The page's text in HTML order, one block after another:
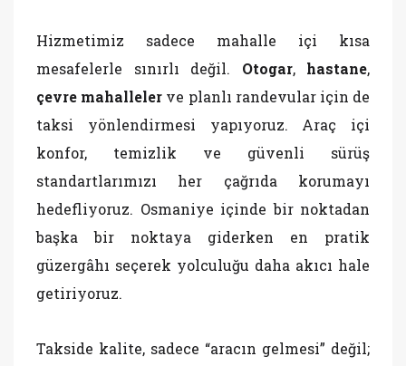
Hizmetimiz sadece mahalle içi kısa
mesafelerle sınırlı değil. Otogar, hastane,
çevre mahalleler ve planlı randevular için de
taksi yönlendirmesi yapıyoruz. Araç içi
konfor, temizlik ve güvenli sürüş
standartlarımızı her çağrıda korumayı
hedefliyoruz. Osmaniye içinde bir noktadan
başka bir noktaya giderken en pratik
güzergâhı seçerek yolculuğu daha akıcı hale
getiriyoruz.
Takside kalite, sadece “aracın gelmesi” değil;